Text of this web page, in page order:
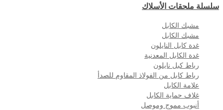
سلسلة ملحقات الأسلاك
مشبك الكابل
مشبك الكابل
غدة كابل النايلون
غدة الكابل المعدنية
رباط كبل نايلون
رباط كابل من الفولاذ المقاوم للصدأ
علامة الكابل
غلاف حماية الكابل
أنبوب مموج وموصل